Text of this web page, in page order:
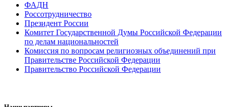
ФАДН
Россотрудничество
Президент России
Комитет Государственной Думы Российской Федерации
по делам национальностей
Комиссия по вопросам религиозных объединений при
Правительстве Российской Федерации
Правительство Российской Федерации